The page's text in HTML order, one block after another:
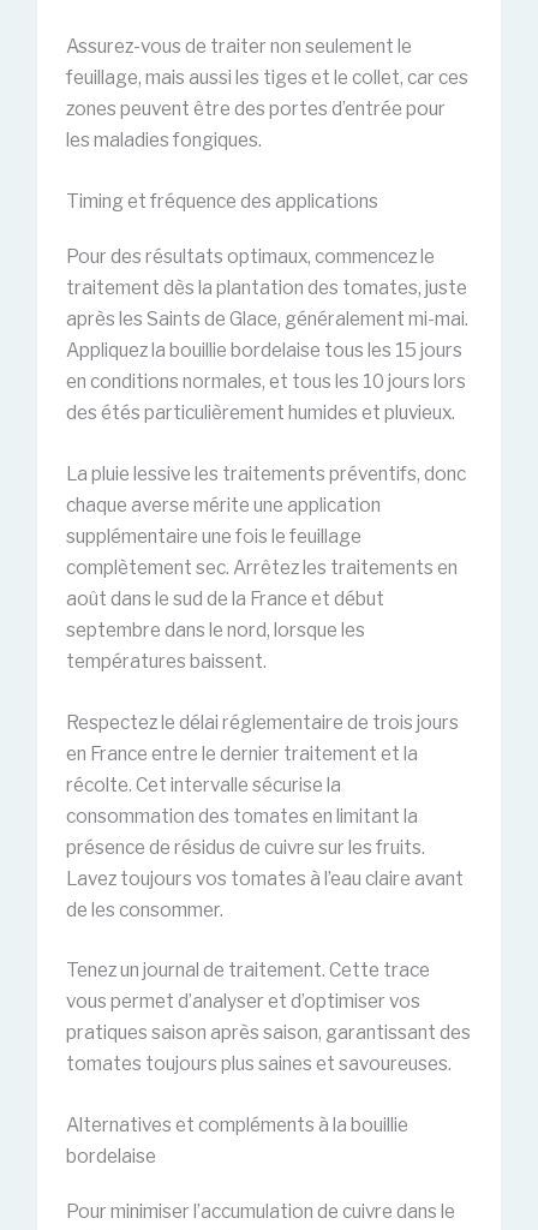
Assurez-vous de traiter non seulement le
feuillage, mais aussi les tiges et le collet, car ces
zones peuvent être des portes d’entrée pour
les maladies fongiques.
Timing et fréquence des applications
Pour des résultats optimaux, commencez le
traitement dès la plantation des tomates, juste
après les Saints de Glace, généralement mi-mai.
Appliquez la bouillie bordelaise tous les 15 jours
en conditions normales, et tous les 10 jours lors
des étés particulièrement humides et pluvieux.
La pluie lessive les traitements préventifs, donc
chaque averse mérite une application
supplémentaire une fois le feuillage
complètement sec. Arrêtez les traitements en
août dans le sud de la France et début
septembre dans le nord, lorsque les
températures baissent.
Respectez le délai réglementaire de trois jours
en France entre le dernier traitement et la
récolte. Cet intervalle sécurise la
consommation des tomates en limitant la
présence de résidus de cuivre sur les fruits.
Lavez toujours vos tomates à l’eau claire avant
de les consommer.
Tenez un journal de traitement. Cette trace
vous permet d’analyser et d’optimiser vos
pratiques saison après saison, garantissant des
tomates toujours plus saines et savoureuses.
Alternatives et compléments à la bouillie
bordelaise
Pour minimiser l’accumulation de cuivre dans le